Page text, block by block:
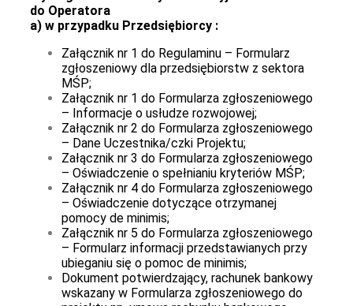
do Operatora
a) w przypadku Przedsiębiorcy :
Załącznik nr 1 do Regulaminu – Formularz
zgłoszeniowy dla przedsiębiorstw z sektora
MŚP;
Załącznik nr 1 do Formularza zgłoszeniowego
– Informacje o usłudze rozwojowej;
Załącznik nr 2 do Formularza zgłoszeniowego
– Dane Uczestnika/czki Projektu;
Załącznik nr 3 do Formularza zgłoszeniowego
– Oświadczenie o spełnianiu kryteriów MŚP;
Załącznik nr 4 do Formularza zgłoszeniowego
– Oświadczenie dotyczące otrzymanej
pomocy de minimis;
Załącznik nr 5 do Formularza zgłoszeniowego
– Formularz informacji przedstawianych przy
ubieganiu się o pomoc de minimis;
Dokument potwierdzający, rachunek bankowy
wskazany w Formularza zgłoszeniowego do